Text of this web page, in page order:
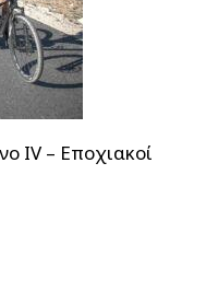
ΙV – Εποχιακοί